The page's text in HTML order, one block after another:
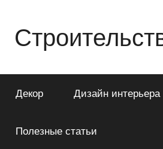
содержимому
о
строительстве
Декор Дизайн интерьера
Полезные статьи